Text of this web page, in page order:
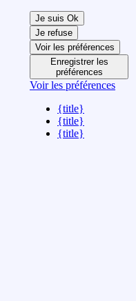
Je suis Ok
Je refuse
Voir les préférences
Enregistrer les
préférences
Voir les préférences
{title}
{title}
{title}